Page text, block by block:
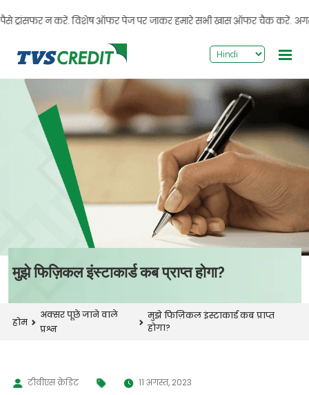
न करें. विशेष ऑफर पेज पर जाकर हमारे सभी खास ऑफर चैक करें. अगर
मुझे फिज़िकल इंस्टाकार्ड कब प्राप्त होगा?
होम
अक्सर पूछे जाने वाले
प्रश्न
मुझे फिज़िकल इंस्टाकार्ड कब प्राप्त
होगा?
टीवीएस क्रेडिट 11 अगस्त, 2023